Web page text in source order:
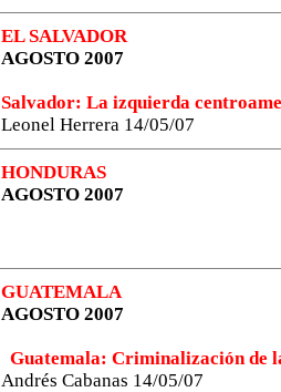
EL SALVADOR
AGOSTO 2007
Salvador: La izquierda
Leonel Herrera 14/05/07
HONDURAS
AGOSTO 2007
GUATEMALA
AGOSTO 2007
Guatemala: Criminalización de
Andrés Cabanas 14/05/07